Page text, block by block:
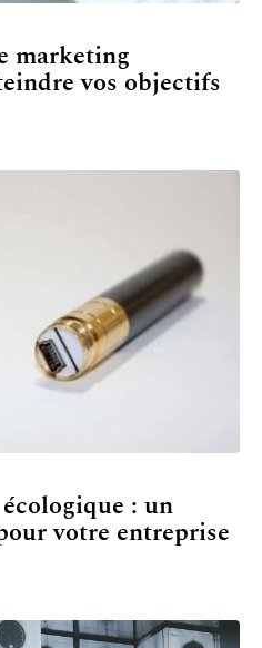
marketing
vos objectifs
: un
votre entreprise